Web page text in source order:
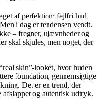
af perfektion: fejlfri hud,
i dag er tendensen vendt.
– fregner, ujævnheder og
skal skjules, men noget, der
skin”-looket, hvor huden
foundation, gennemsigtige
Det er en trend, der
afslappet og autentisk udtryk.